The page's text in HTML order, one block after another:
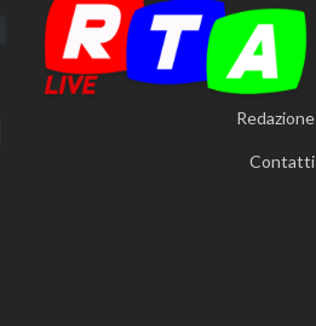
Redazione
Contatti